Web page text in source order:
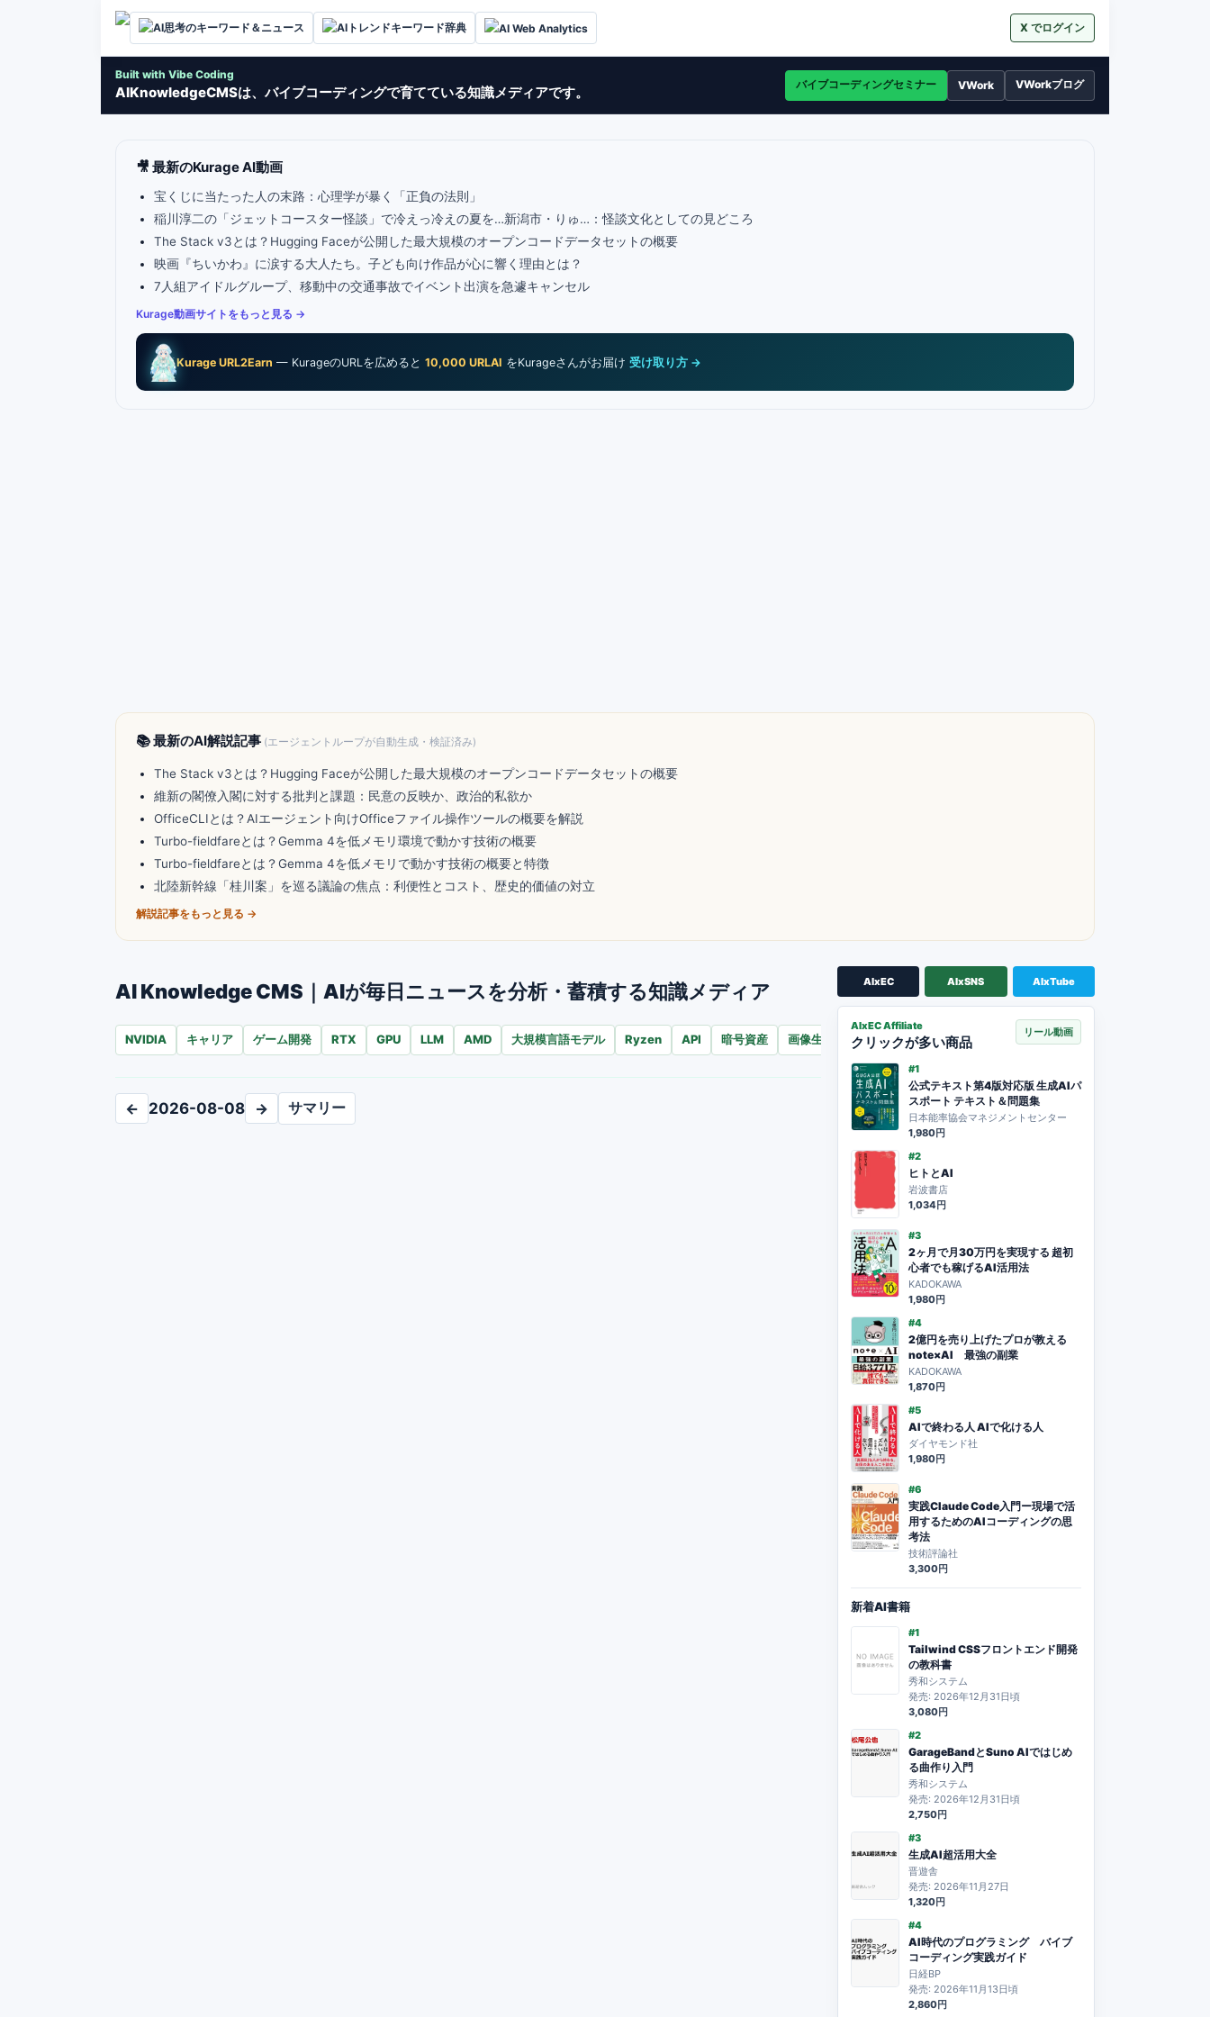
AI思考のキーワード＆ニュース AIトレンドキーワード辞典 AI Web Analytics X でログイン
Built with Vibe Coding
AIKnowledgeCMSは、バイブコーディングで育てている知識メディアです。 バイブコーディングセミナー VWork VWorkブログ
🎥 最新のKurage AI動画
宝くじに当たった人の末路：心理学が暴く「正負の法則」
稲川淳二の「ジェットコースター怪談」で冷えっ冷えの夏を…新潟市・りゅ…：怪談文化としての見どころ
The Stack v3とは？Hugging Faceが公開した最大規模のオープンコードデータセットの概要
映画『ちいかわ』に涙する大人たち。子ども向け作品が心に響く理由とは？
7人組アイドルグループ、移動中の交通事故でイベント出演を急遽キャンセル
Kurage動画サイトをもっと見る →
Kurage URL2Earn — KurageのURLを広めると10,000 URLAI をKurageさんがお届け受け取り方 →
📚 最新のAI解説記事 (エージェントループが自動生成・検証済み)
The Stack v3とは？Hugging Faceが公開した最大規模のオープンコードデータセットの概要
維新の閣僚入閣に対する批判と課題：民意の反映か、政治的私欲か
OfficeCLIとは？AIエージェント向けOfficeファイル操作ツールの概要を解説
Turbo-fieldfareとは？Gemma 4を低メモリ環境で動かす技術の概要
Turbo-fieldfareとは？Gemma 4を低メモリで動かす技術の概要と特徴
北陸新幹線「桂川案」を巡る議論の焦点：利便性とコスト、歴史的価値の対立
解説記事をもっと見る →
AI Knowledge CMS｜AIが毎日ニュースを分析・蓄積する知識メディア
NVIDIA キャリア ゲーム開発 RTX GPU LLM AMD 大規模言語モデル Ryzen API 暗号資産 画像生成AI GPS DeFi 生成AI
← 2026-08-08 → サマリー
AIxEC AIxSNS AIxTube
AIxEC Affiliate
クリックが多い商品
リール動画
#1
公式テキスト第4版対応版 生成AIパ
スポート テキスト＆問題集
日本能率協会マネジメントセンター
1,980円
#2
ヒトとAI
岩波書店
1,034円
#3
2ヶ月で月30万円を実現する 超初
心者でも稼げるAI活用法
KADOKAWA
1,980円
#4
2億円を売り上げたプロが教える
note×AI 最強の副業
KADOKAWA
1,870円
#5
AIで終わる人 AIで化ける人
ダイヤモンド社
1,980円
#6
実践Claude Code入門ー現場で活
用するためのAIコーディングの思
考法
技術評論社
3,300円
新着AI書籍
#1
Tailwind CSSフロントエンド開発
の教科書
秀和システム
発売: 2026年12月31日頃
3,080円
#2
GarageBandとSuno AIではじめ
る曲作り入門
秀和システム
発売: 2026年12月31日頃
2,750円
#3
生成AI超活用大全
晋遊舎
発売: 2026年11月27日
1,320円
#4
AI時代のプログラミング バイブ
コーディング実践ガイド
日経BP
発売: 2026年11月13日頃
2,860円